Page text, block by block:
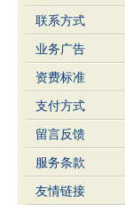
联系方式
业务广告
资费标准
支付方式
留言反馈
服务条款
友情链接